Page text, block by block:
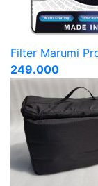
Filter Marumi
249.000